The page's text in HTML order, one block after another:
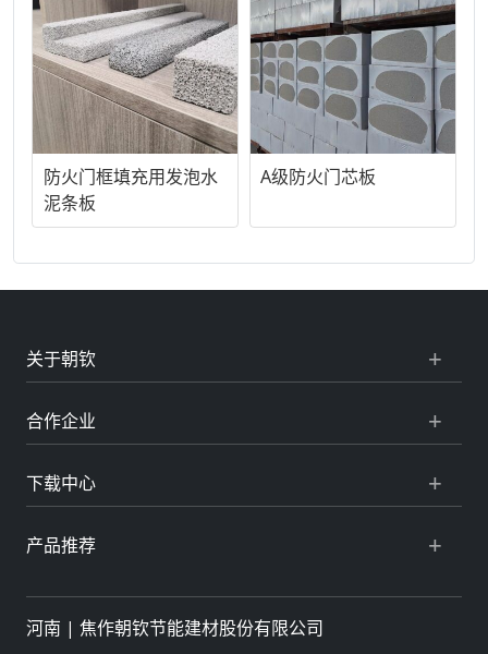
防火门框填充用发泡水
泥条板
A级防火门芯板
关于朝钦
合作企业
下载中心
产品推荐
河南 | 焦作朝钦节能建材股份有限公司